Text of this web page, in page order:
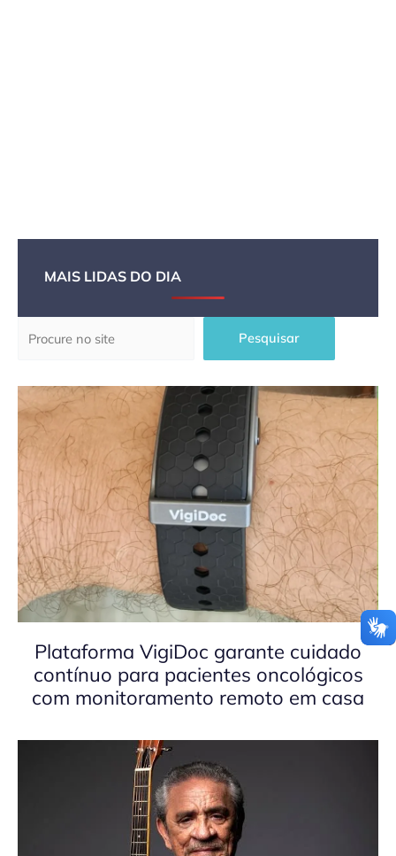
MAIS LIDAS DO DIA
Pesquisar
Plataforma VigiDoc garante cuidado
contínuo para pacientes oncológicos
com monitoramento remoto em casa